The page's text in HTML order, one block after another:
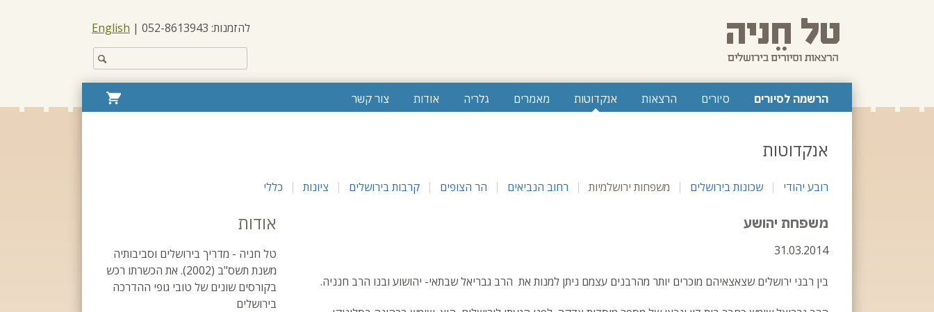
להזמנות: 052-8613943 |
English
באתר:
הרשמה לסיורים סיורים הרצאות אנקדוטות מאמרים גלריה אודות צור קשר
עגלת
אנקדוטות
רובע יהודי שכונות בירושלים משפחות ירושלמיות רחוב הנביאים הר הצופים קרבות בירושלים ציונות כללי
משפחת יהושע
31.03.2014
בין רבני ירושלים שצאצאיהם מוכרים יותר מהרבנים עצמם ניתן למנות את הרב גבריאל שבתאי- יהושוע ובנו הרב חנניה.
אודות
טל חניה - מדריך בירושלים וסביבותיה
משנת תשס"ב (2002). את הכשרתו רכש
בקורסים שונים של טובי גופי ההדרכה
בירושלים